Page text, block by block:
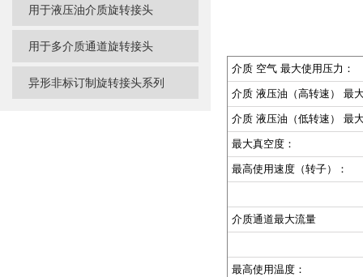
介质 空气 最大使用压力：
介质 液压油（高转速） 最
介质 液压油（低转速） 最
最大真空度：
最高使用速度（转子）：
介质通道最大流量
最高使用温度：
用于液压油介质旋转接头
用于多介质通道旋转接头
异形非标订制旋转接头系列